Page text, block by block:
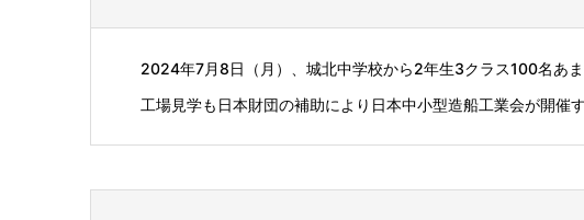
2024年7月8日（月）、城北中学校から2年生3クラス100名あ
工場見学も日本財団の補助により日本中小型造船工業会が開催